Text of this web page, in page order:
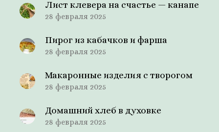
Лист клевера на счастье — канапе
28 февраля 2025
Пирог из кабачков и фарша
28 февраля 2025
Макаронные изделия с творогом
28 февраля 2025
Домашний хлеб в духовке
28 февраля 2025